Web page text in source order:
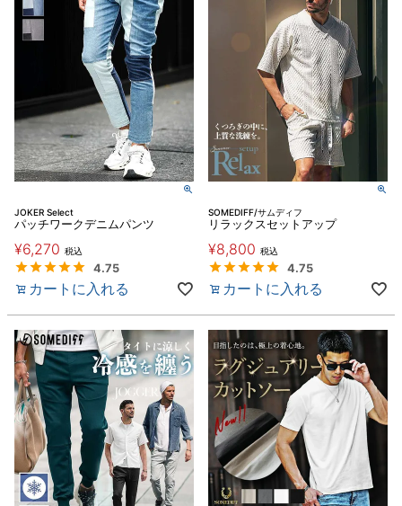
JOKER Select
パッチワークデニムパンツ
¥6,270 税込
4.75
カートに入れる
SOMEDIFF/サムディフ
リラックスセットアップ
¥8,800 税込
4.75
カートに入れる